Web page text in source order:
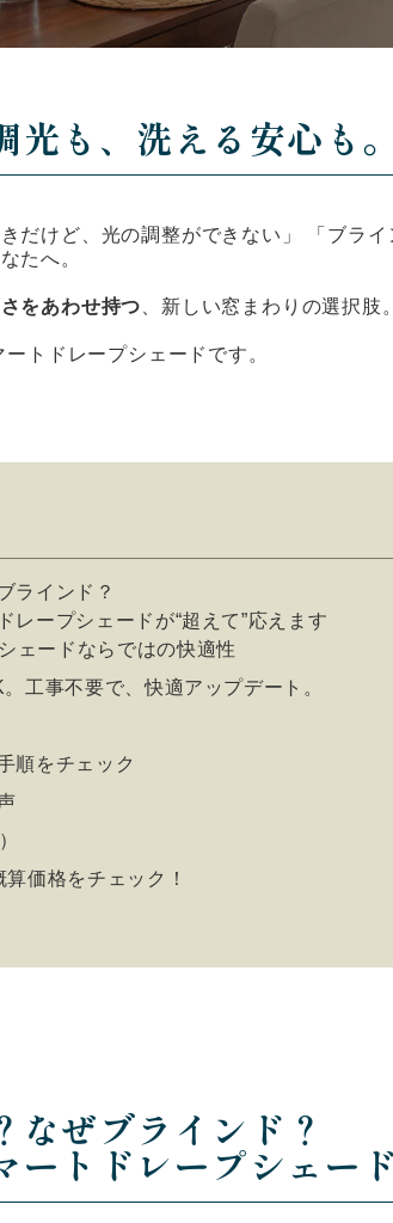
光も、洗える安心も
だけど、光の調整ができない」 「ブラ
たへ。
をあわせ持つ 、新しい窓まわりの選択肢。
トドレープシェードです。
ラインド？
レープシェードが“超えて”応えます
ェードならではの快適性
工事不要で、快適アップデート。
順をチェック
価格をチェック！
なぜブラインド？
ートドレープシェー